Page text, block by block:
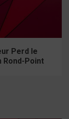
Perd le
Rond-Point